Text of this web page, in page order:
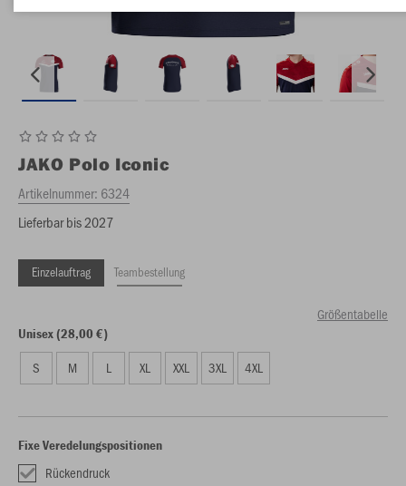
JAKO Polo Iconic
Artikelnummer: 6324
Lieferbar bis 2027
Einzelauftrag Teambestellung
Größentabelle
Unisex (28,00 €)
S M L XL XXL 3XL 4XL
Fixe Veredelungspositionen
Rückendruck